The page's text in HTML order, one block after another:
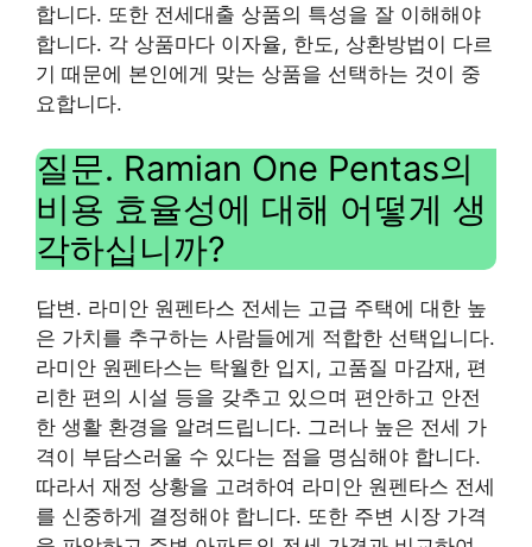
합니다. 또한 전세대출 상품의 특성을 잘 이해해야
합니다. 각 상품마다 이자율, 한도, 상환방법이 다르
기 때문에 본인에게 맞는 상품을 선택하는 것이 중
요합니다.
질문. Ramian One Pentas의
비용 효율성에 대해 어떻게 생
각하십니까?
답변. 라미안 원펜타스 전세는 고급 주택에 대한 높
은 가치를 추구하는 사람들에게 적합한 선택입니다.
라미안 원펜타스는 탁월한 입지, 고품질 마감재, 편
리한 편의 시설 등을 갖추고 있으며 편안하고 안전
한 생활 환경을 알려드립니다. 그러나 높은 전세 가
격이 부담스러울 수 있다는 점을 명심해야 합니다.
따라서 재정 상황을 고려하여 라미안 원펜타스 전세
를 신중하게 결정해야 합니다. 또한 주변 시장 가격